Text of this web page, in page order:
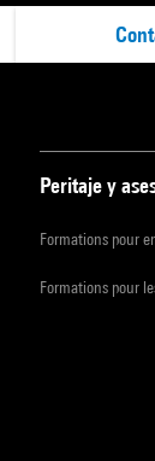
Peritaje y
Formations pour
Formations pour